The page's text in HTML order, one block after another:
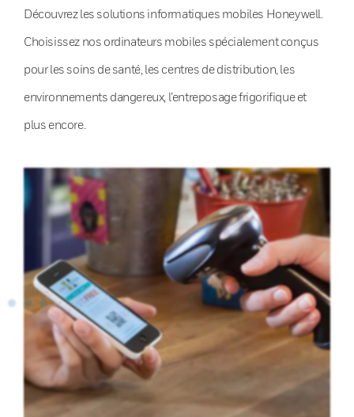
Découvrez les solutions informatiques mobiles Honeywell.
Choisissez nos ordinateurs mobiles spécialement conçus
pour les soins de santé, les centres de distribution, les
environnements dangereux, l’entreposage frigorifique et
plus encore.